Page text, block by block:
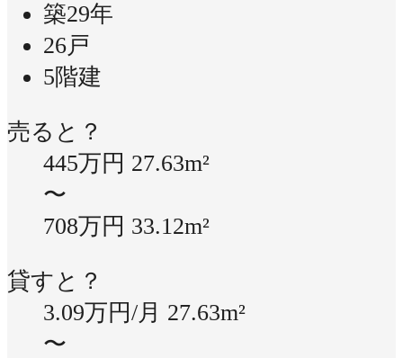
築29年
26戸
5階建
売ると？
445万円 27.63m²
〜
708万円 33.12m²
貸すと？
3.09万円/月 27.63m²
〜